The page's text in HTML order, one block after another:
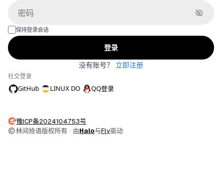
密码
保持登录会话
登录
没有账号？ 立即注册
社交登录
GitHub LINUX DO QQ登录
豫ICP备2024104753号
林间拾语版权所有 · 由Halo与Fly驱动